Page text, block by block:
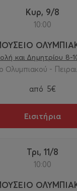
Κυρ, 9/8
10:00
και Δημητρίου 8-
Ολυμπιακού -
από 5€
Εισιτήρια
Τρι, 11/8
10:00